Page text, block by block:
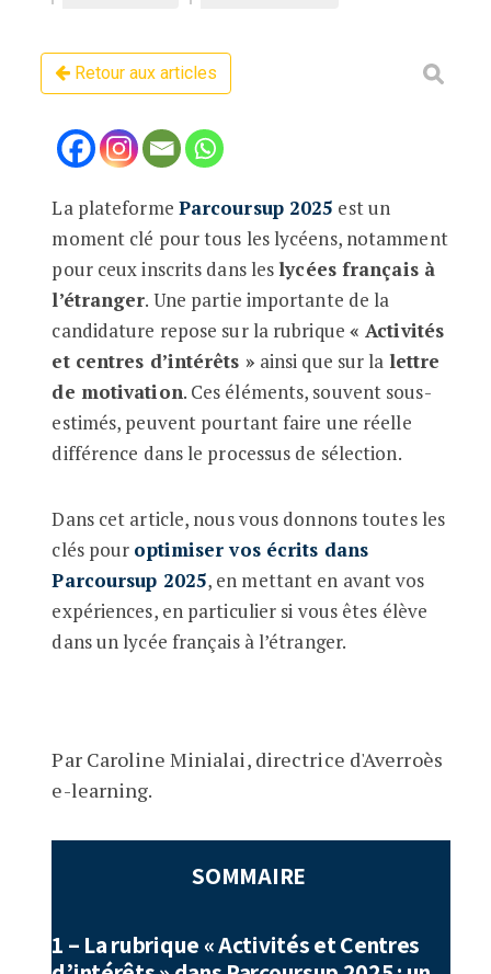
Retour aux articles
Optimiser ses écrits dans Parcoursup
La plateforme Parcoursup 2025 est un
moment clé pour tous les lycéens, notamment
pour ceux inscrits dans leslycées français à
l’étranger. Une partie importante de la
candidature repose sur la rubrique « Activités
et centres d’intérêts » ainsi que sur la lettre
de motivation. Ces éléments, souvent sous-
estimés, peuvent pourtant faire une réelle
différence dans le processus de sélection.
Dans cet article, nous vous donnons toutes les
clés pour optimiser vos écrits dans
Parcoursup 2025, en mettant en avant vos
expériences, en particulier si vous êtes élève
dans un lycée français à l’étranger.
Par Caroline Minialai, directrice d'Averroès
e-learning.
SOMMAIRE
1 – La rubrique « Activités et Centres